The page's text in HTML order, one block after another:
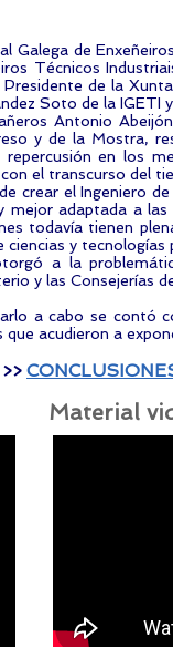
Galega de
Técnicos
de la
Soto de la
Antonio
y de la Mostra,
en los
el transcurso del
crear el Ingeniero
adaptada a las
todavía tienen
y
a la
y las Consejerías
a cabo se contó
acudieron a
>>
Material